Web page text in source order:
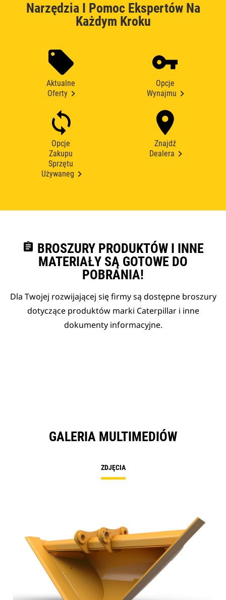
Narzędzia I Pomoc Ekspertów Na
Każdym Kroku
Aktualne
Oferty
Opcje
Wynajmu
Opcje
Zakupu
Sprzętu
Używaneg
Znajdź
Dealera
assignment BROSZURY PRODUKTÓW I INNE
MATERIAŁY SĄ GOTOWE DO
POBRANIA!
Dla Twojej rozwijającej się firmy są dostępne broszury
dotyczące produktów marki Caterpillar i inne
dokumenty informacyjne.
GALERIA MULTIMEDIÓW
ZDJĘCIA